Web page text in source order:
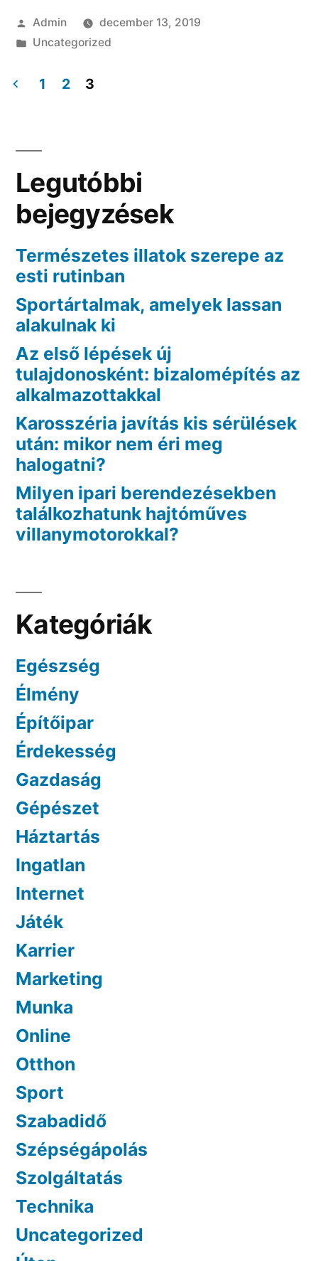
Szerző:
Admin
december 13, 2019
Kategória:
Uncategorized
navigáció
1 2 3
Legutóbbi
bejegyzések
Természetes illatok szerepe az
esti rutinban
Sportártalmak, amelyek lassan
alakulnak ki
Az első lépések új
tulajdonosként: bizalomépítés az
alkalmazottakkal
Karosszéria javítás kis sérülések
után: mikor nem éri meg
halogatni?
Milyen ipari berendezésekben
találkozhatunk hajtóműves
villanymotorokkal?
Kategóriák
Egészség
Élmény
Építőipar
Érdekesség
Gazdaság
Gépészet
Háztartás
Ingatlan
Internet
Játék
Karrier
Marketing
Munka
Online
Otthon
Sport
Szabadidő
Szépségápolás
Szolgáltatás
Technika
Uncategorized